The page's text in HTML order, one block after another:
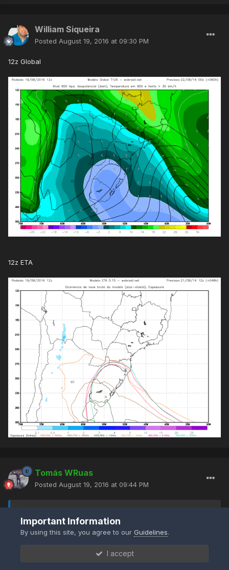
William Siqueira
Posted August 19, 2016 at 09:30 PM
12z Global
12z ETA
Tomás WRuas
Posted August 19, 2016 at 09:44 PM
Alguém tem um mapa de temp. em 850hPa da
Important Information
By using this site, you agree to ourGuidelines.
I accept